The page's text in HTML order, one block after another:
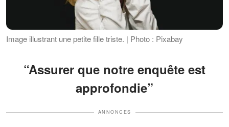
Image illustrant une petite fille triste. | Photo : Pixabay
“Assurer que notre enquête est
approfondie”
ANNONCES